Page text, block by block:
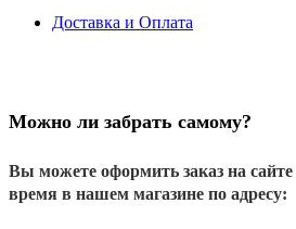
Доставка и Оплата
Можно ли забрать самому?
Вы можете оформить заказ на сайте
время в нашем магазине по адресу: